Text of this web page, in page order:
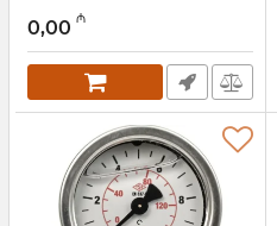
0631001209
Artikul: 006001225
0,00 ₼